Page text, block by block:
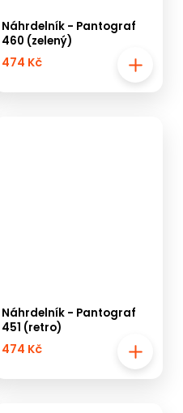
Náhrdelník - Pantograf
460 (zelený)
474 Kč
Náhrdelník - Pantograf
451 (retro)
474 Kč